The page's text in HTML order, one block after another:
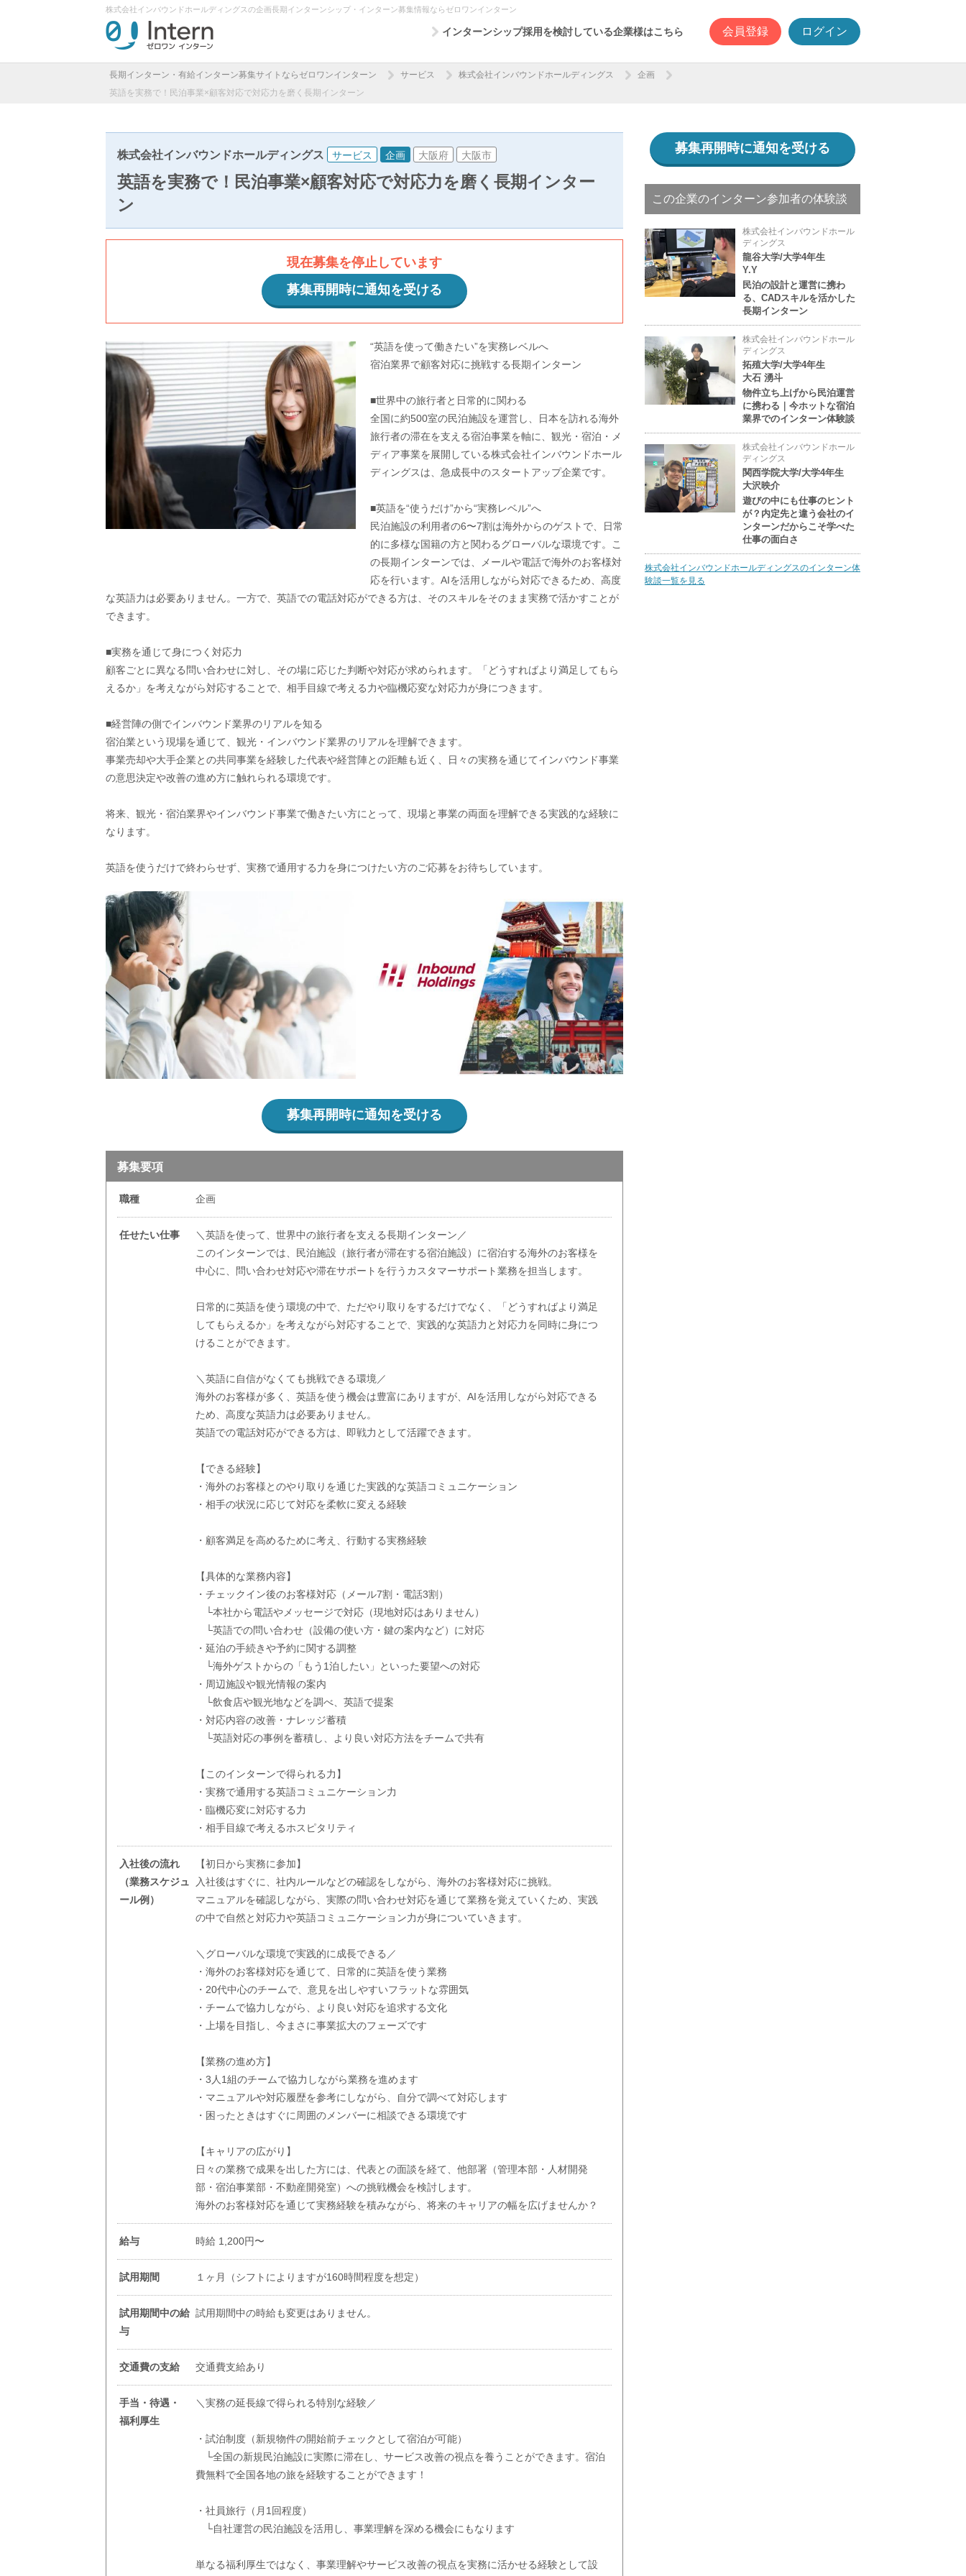
株式会社インバウンドホールディングスの企画長期インターンシップ・インターン募集情報ならゼロワンインターン
インターンシップ採用を検討している企業様はこちら 会員登録 ログイン
長期インターン・有給インターン募集サイトならゼロワンインターン サービス 株式会社インバウンドホールディングス
企画
英語を実務で！民泊事業×顧客対応で対応力を磨く長期インターン
株式会社インバウンドホールディングス サービス 企画 大阪府 大阪市
英語を実務で！民泊事業×顧客対応で対応力を磨く長期インター
ン
現在募集を停止しています
募集再開時に通知を受ける
“英語を使って働きたい”を実務レベルへ
宿泊業界で顧客対応に挑戦する長期インターン
■世界中の旅行者と日常的に関わる
全国に約500室の民泊施設を運営し、日本を訪れる海外
旅行者の滞在を支える宿泊事業を軸に、観光・宿泊・メ
ディア事業を展開している株式会社インバウンドホール
ディングスは、急成長中のスタートアップ企業です。
■英語を“使うだけ”から“実務レベル”へ
民泊施設の利用者の6〜7割は海外からのゲストで、日常
的に多様な国籍の方と関わるグローバルな環境です。こ
の長期インターンでは、メールや電話で海外のお客様対
応を行います。AIを活用しながら対応できるため、高度
な英語力は必要ありません。一方で、英語での電話対応ができる方は、そのスキルをそのまま実務で活かすことが
できます。
■実務を通じて身につく対応力
顧客ごとに異なる問い合わせに対し、その場に応じた判断や対応が求められます。「どうすればより満足してもら
えるか」を考えながら対応することで、相手目線で考える力や臨機応変な対応力が身につきます。
■経営陣の側でインバウンド業界のリアルを知る
宿泊業という現場を通じて、観光・インバウンド業界のリアルを理解できます。
事業売却や大手企業との共同事業を経験した代表や経営陣との距離も近く、日々の実務を通じてインバウンド事業
の意思決定や改善の進め方に触れられる環境です。
将来、観光・宿泊業界やインバウンド事業で働きたい方にとって、現場と事業の両面を理解できる実践的な経験に
なります。
英語を使うだけで終わらせず、実務で通用する力を身につけたい方のご応募をお待ちしています。
募集再開時に通知を受ける
募集要項
職種 企画
任せたい仕事
＼英語を使って、世界中の旅行者を支える長期インターン／
このインターンでは、民泊施設（旅行者が滞在する宿泊施設）に宿泊する海外のお客様を
中心に、問い合わせ対応や滞在サポートを行うカスタマーサポート業務を担当します。
日常的に英語を使う環境の中で、ただやり取りをするだけでなく、「どうすればより満足
してもらえるか」を考えながら対応することで、実践的な英語力と対応力を同時に身につ
けることができます。
＼英語に自信がなくても挑戦できる環境／
海外のお客様が多く、英語を使う機会は豊富にありますが、AIを活用しながら対応できる
ため、高度な英語力は必要ありません。
英語での電話対応ができる方は、即戦力として活躍できます。
【できる経験】
・海外のお客様とのやり取りを通じた実践的な英語コミュニケーション
・相手の状況に応じて対応を柔軟に変える経験
・顧客満足を高めるために考え、行動する実務経験
【具体的な業務内容】
・チェックイン後のお客様対応（メール7割・電話3割）
└本社から電話やメッセージで対応（現地対応はありません）
└英語での問い合わせ（設備の使い方・鍵の案内など）に対応
・延泊の手続きや予約に関する調整
└海外ゲストからの「もう1泊したい」といった要望への対応
・周辺施設や観光情報の案内
└飲食店や観光地などを調べ、英語で提案
・対応内容の改善・ナレッジ蓄積
└英語対応の事例を蓄積し、より良い対応方法をチームで共有
【このインターンで得られる力】
・実務で通用する英語コミュニケーション力
・臨機応変に対応する力
・相手目線で考えるホスピタリティ
入社後の流れ
（業務スケジュ
ール例）
【初日から実務に参加】
入社後はすぐに、社内ルールなどの確認をしながら、海外のお客様対応に挑戦。
マニュアルを確認しながら、実際の問い合わせ対応を通じて業務を覚えていくため、実践
の中で自然と対応力や英語コミュニケーション力が身についていきます。
＼グローバルな環境で実践的に成長できる／
・海外のお客様対応を通じて、日常的に英語を使う業務
・20代中心のチームで、意見を出しやすいフラットな雰囲気
・チームで協力しながら、より良い対応を追求する文化
・上場を目指し、今まさに事業拡大のフェーズです
【業務の進め方】
・3人1組のチームで協力しながら業務を進めます
・マニュアルや対応履歴を参考にしながら、自分で調べて対応します
・困ったときはすぐに周囲のメンバーに相談できる環境です
【キャリアの広がり】
日々の業務で成果を出した方には、代表との面談を経て、他部署（管理本部・人材開発
部・宿泊事業部・不動産開発室）への挑戦機会を検討します。
海外のお客様対応を通じて実務経験を積みながら、将来のキャリアの幅を広げませんか？
給与 時給 1,200円〜
試用期間 １ヶ月（シフトによりますが160時間程度を想定）
試用期間中の給
与
試用期間中の時給も変更はありません。
交通費の支給 交通費支給あり
手当・待遇・
福利厚生
＼実務の延長線で得られる特別な経験／
・試泊制度（新規物件の開始前チェックとして宿泊が可能）
└全国の新規民泊施設に実際に滞在し、サービス改善の視点を養うことができます。宿泊
費無料で全国各地の旅を経験することができます！
・社員旅行（月1回程度）
└自社運営の民泊施設を活用し、事業理解を深める機会にもなります
単なる福利厚生ではなく、事業理解やサービス改善の視点を実務に活かせる経験として設
募集再開時に通知を受ける
この企業のインターン参加者の体験談
株式会社インバウンドホール
ディングス
龍谷大学/大学4年生
Y.Y
民泊の設計と運営に携わ
る、CADスキルを活かした
長期インターン
株式会社インバウンドホール
ディングス
拓殖大学/大学4年生
大石 湧斗
物件立ち上げから民泊運営
に携わる｜今ホットな宿泊
業界でのインターン体験談
株式会社インバウンドホール
ディングス
関西学院大学/大学4年生
大沢映介
遊びの中にも仕事のヒント
が？内定先と違う会社のイ
ンターンだからこそ学べた
仕事の面白さ
株式会社インバウンドホールディングスのインターン体
験談一覧を見る